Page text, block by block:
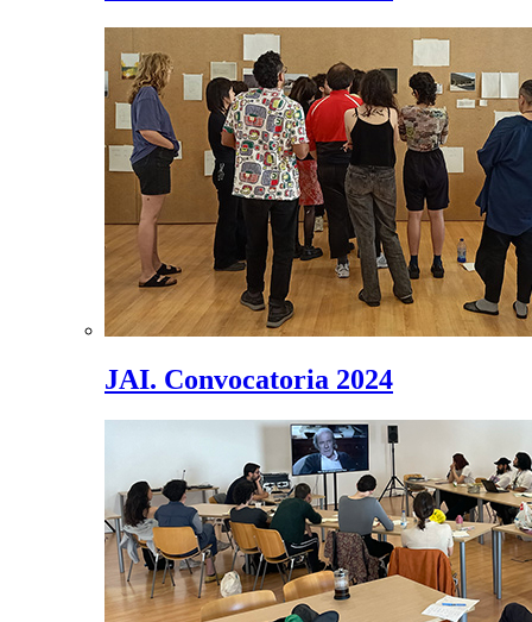
JAI. Convocatoria 2024